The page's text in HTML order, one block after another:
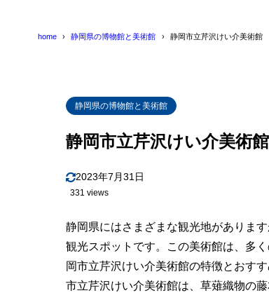
home 静岡県の博物館と美術館 静岡市立芹沢けい介美術館
静岡県の博物館と美術館
静岡市立芹沢けい介美術館
2023年7月31日
331 views
静岡県にはさまざまな観光地がありま
観光スポットです。この美術館は、多
岡市立芹沢けい介美術館の特徴とおす
市立芹沢けい介美術館は、草薙織物の